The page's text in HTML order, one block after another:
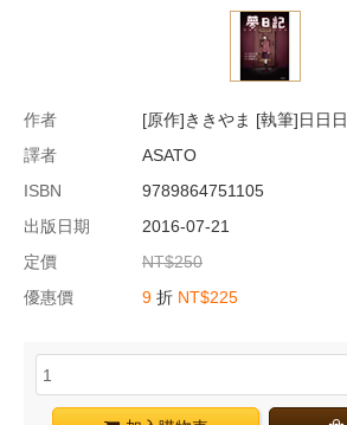
作者
[原作]ききやま [執筆]日日日
譯者
ASATO
ISBN
9789864751105
出版日期
2016-07-21
定價
NT$250
優惠價
9 折 NT$225